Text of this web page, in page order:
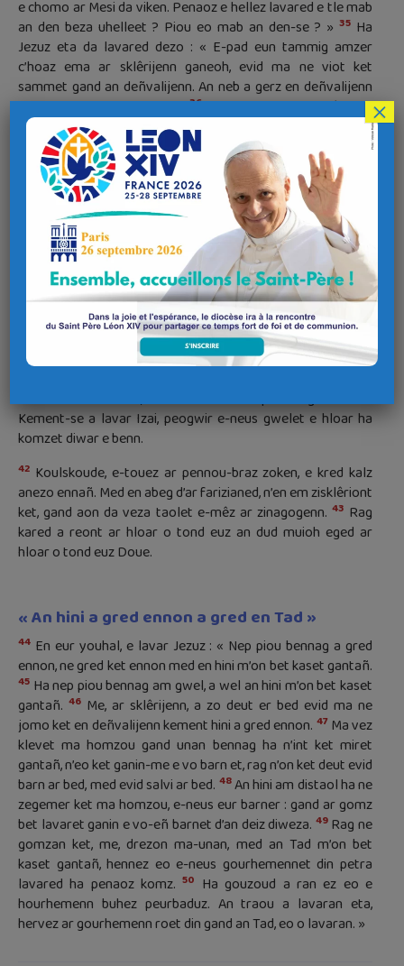
e chomo ar Mesi da viken. Penaoz e hellez lavared e tle mab
an den beza uhelleet ? Piou eo mab an den-se ? »35 Ha
Jezuz eta da lavared dezo : « E-pad eun tammig amzer
c’hoaz ema ar sklêrijenn ganeoh, evid ma ne viot ket
sammet gand an deñvalijenn. An neb a gerz en deñvalijenn
ne oar ket da beleh ez a.36E-pad m’ema ar sklêrijenn
ganeoh, kredit er sklêrijenn evid dond da veza mibien ar
sklêrijenn. » O veza lavaret an traou-ze, ez a Jezuz kuit da
guzad outo.
Dond a ra da wir komzou Izai
Goude kement a zinou greet dirazo, ne gredent ket ennañ.
Evel-se eo deut da wir komzou ar profet Izai, pa lavar :
« Aotrou, piou e-neus kredet er pez am-eus lavaret ? Ha
breh an Aotrou, da biou eo bet diskuliet ? »39Setu ma ne
hellent ket kredi, rag lavared a ra Izai c’hoaz :40« Dallet e-
neus o daoulagad ha kaledet o halonou, evid na welfent ket
zistrofent ket ouzin, ha na vefent ket pareet ganin. »
Kement-se a lavar Izai, peogwir e-neus gwelet e hloar ha
komzet diwar e benn.
42 Koulskoude, e-touez ar pennou-braz zoken, e kred kalz
anezo ennañ. Med en abeg d’ar farizianed, n’en em zisklêriont
ket, gand aon da veza taolet e-mêz ar zinagogenn. 43 Rag
kared a reont ar hloar o tond euz an dud muioh eged ar
hloar o tond euz Doue.
« An hini a gred ennon a gred en Tad »
44 En eur youhal, e lavar Jezuz : « Nep piou bennag a gred
ennon, ne gred ket ennon med en hini m’on bet kaset gantañ.
45 Ha nep piou bennag am gwel, a wel an hini m’on bet kaset
gantañ. 46 Me, ar sklêrijenn, a zo deut er bed evid ma ne
jomo ket en deñvalijenn kement hini a gred ennon. 47 Ma vez
klevet ma homzou gand unan bennag ha n’int ket miret
gantañ, n’eo ket ganin-me e vo barn et, rag n’on ket deut evid
barn ar bed, med evid salvi ar bed. 48An hini am distaol ha ne
zegemer ket ma homzou, e-neus eur barner : gand ar gomz
bet lavaret ganin e vo-eñ barnet d’an deiz diweza. 49Rag ne
gomzan ket, me, drezon ma-unan, med an Tad m’on bet
kaset gantañ, hennez eo e-neus gourhemennet din petra
lavared ha penaoz komz.50 Ha gouzoud a ran ez eo e
hourhemenn buhez peurbaduz. An traou a lavaran eta,
hervez ar gourhemenn roet din gand an Tad, eo o lavaran. »
×